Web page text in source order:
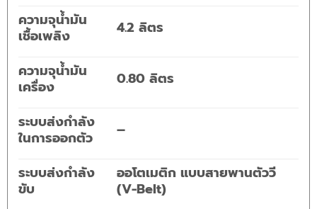
ความจุน้ำมัน
เชื้อเพลิง
4.2 ลิตร
ความจุน้ำมัน
เครื่อง
0.80 ลิตร
ระบบส่งกำลัง
ในการออกตัว
–
ระบบส่งกำลัง
ขับ
ออโตเมติก แบบสายพานตัววี
(V-Belt)